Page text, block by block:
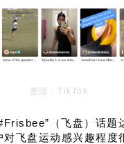
图源：TikTok
（飞盘）话题
对飞盘运动感兴趣程度